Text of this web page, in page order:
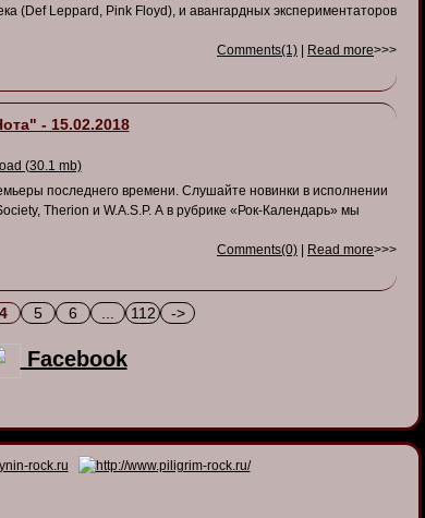
(Def Leppard, Pink Floyd), и авангардных экспериментаторов
Comments(1)
Read more>>>
- 15.02.2018
(30.1 mb)
последнего времени. Слушайте новинки в исполнении
Therion и W.A.S.P. А в рубрике «Рок-Календарь» мы
Comments(0)
Read more>>>
4 5 6 112 ->
Facebook